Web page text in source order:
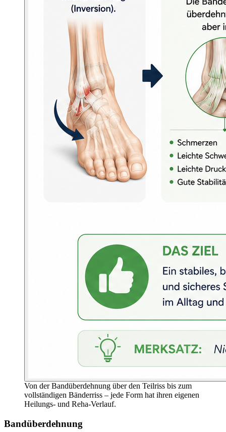
Von der Bandüberdehnung über den Teilriss bis zum
vollständigen Bänderriss – jede Form hat ihren eigenen
Heilungs- und Reha-Verlauf.
Bandüberdehnung